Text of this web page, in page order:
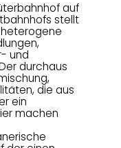
auf
stellt
und
durchaus
die aus
ein
machen